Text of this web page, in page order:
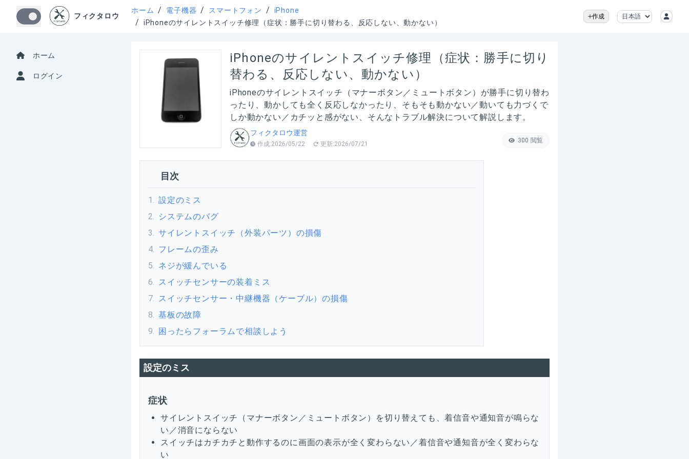
ホーム
ログイン
フィクタロウ
ホーム / 電子機器 / スマートフォン / iPhone
/ iPhoneのサイレントスイッチ修理（症状：勝手に切り替わる、反応しない、動かない）
作成
iPhoneのサイレントスイッチ修理（症状：勝手に切り
替わる、反応しない、動かない）
iPhoneのサイレントスイッチ（マナーボタン／ミュートボタン）が勝手に切り替わ
ったり、動かしても全く反応しなかったり、そもそも動かない／動いても力づくで
しか動かない／カチッと感がない、そんなトラブル解決について解説します。
フィクタロウ運営
作成:2026/05/22 更新:2026/07/21 300 閲覧
目次
1 . 設定のミス
2. システムのバグ
3. サイレントスイッチ（外装パーツ）の損傷
4. フレームの歪み
5. ネジが緩んでいる
6. スイッチセンサーの装着ミス
7. スイッチセンサー・中継機器（ケーブル）の損傷
8. 基板の故障
9. 困ったらフォーラムで相談しよう
設定のミス
症状
サイレントスイッチ（マナーボタン／ミュートボタン）を切り替えても、着信音や通知音が鳴らな
い／消音にならない
スイッチはカチカチと動作するのに画面の表示が全く変わらない／着信音や通知音が全く変わらな
い